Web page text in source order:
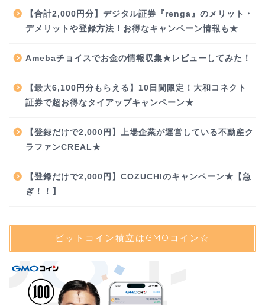
【合計2,000円分】デジタル証券『renga』のメリット・
デメリットや登録方法！お得なキャンペーン情報も★
Amebaチョイスでお金の情報収集★レビューしてみた！
【最大6,100円分もらえる】10日間限定！大和コネクト
証券で超お得なタイアップキャンペーン★
【登録だけで2,000円】上場企業が運営している不動産ク
ラファンCREAL★
【登録だけで2,000円】COZUCHIのキャンペーン★【急
ぎ！！】
ビットコイン積立はGMOコイン☆